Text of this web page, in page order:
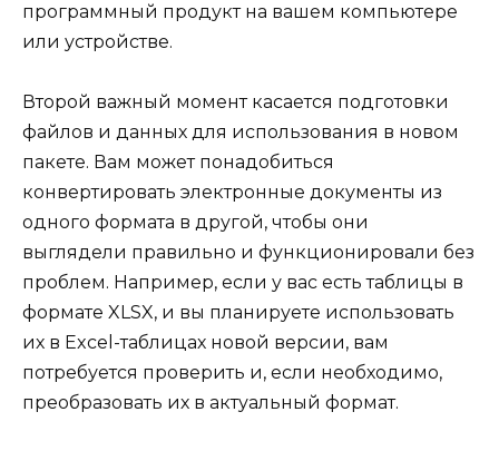
программный продукт на вашем компьютере
или устройстве.
Второй важный момент касается подготовки
файлов и данных для использования в новом
пакете. Вам может понадобиться
конвертировать электронные документы из
одного формата в другой, чтобы они
выглядели правильно и функционировали без
проблем. Например, если у вас есть таблицы в
формате XLSX, и вы планируете использовать
их в Excel-таблицах новой версии, вам
потребуется проверить и, если необходимо,
преобразовать их в актуальный формат.